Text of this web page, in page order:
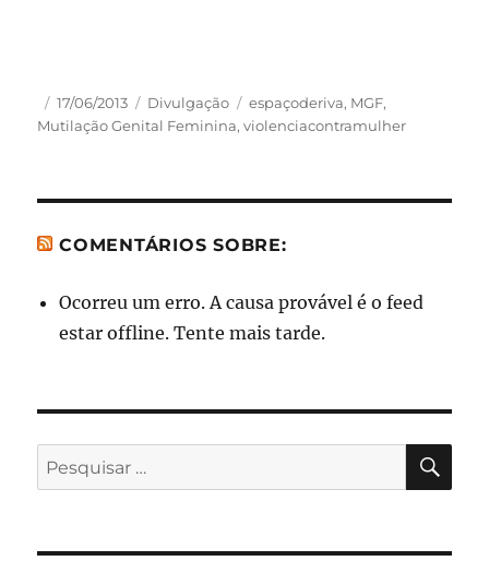
Autor
Publicado
em
17/06/2013 Categorias
Divulgação Tags
espaçoderiva, MGF,
Mutilação Genital Feminina,violenciacontramulher
COMENTÁRIOS SOBRE:
Ocorreu um erro. A causa provável é o feed
estar offline. Tente mais tarde.
Pesquisar
por: